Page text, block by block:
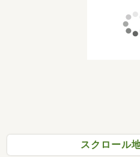
スクロール